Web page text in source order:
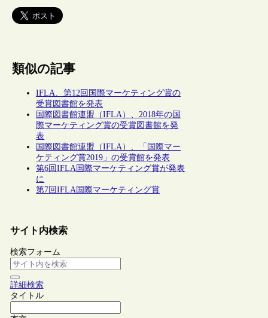
類似の記事
IFLA、第12回国際マーケティング賞の
受賞図書館を発表
国際図書館連盟（IFLA）、2018年の国
際マーケティング賞の受賞図書館を発
表
国際図書館連盟（IFLA）、「国際マー
ケティング賞2019」の受賞館を発表
第6回IFLA国際マーケティング賞が発表
に
第7回IFLA国際マーケティング賞
サイト内検索
検索フォーム
詳細検索
タイトル